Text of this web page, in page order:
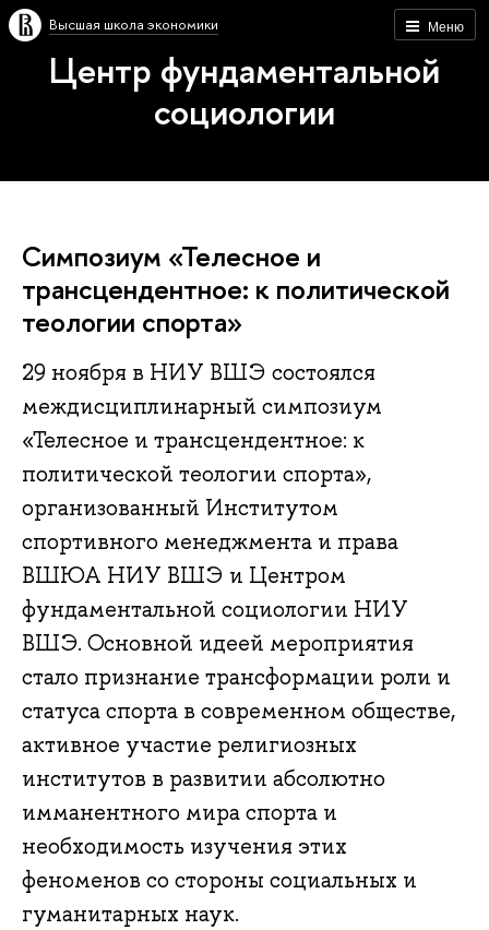
Меню
Высшая школа экономики
Центр фундаментальной
социологии
Симпозиум «Телесное и
трансцендентное: к политической
теологии спорта»
29 ноября в НИУ ВШЭ состоялся
междисциплинарный симпозиум
«Телесное и трансцендентное: к
политической теологии спорта»,
организованный Институтом
спортивного менеджмента и права
ВШЮА НИУ ВШЭ и Центром
фундаментальной социологии НИУ
ВШЭ. Основной идеей мероприятия
стало признание трансформации роли и
статуса спорта в современном обществе,
активное участие религиозных
институтов в развитии абсолютно
имманентного мира спорта и
необходимость изучения этих
феноменов со стороны социальных и
гуманитарных наук.